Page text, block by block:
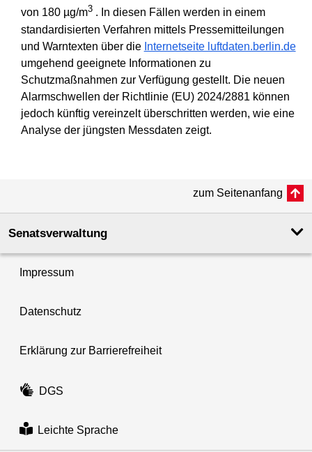
von 180 µg/m3. In diesen Fällen werden in einem
standardisierten Verfahren mittels Pressemitteilungen
und Warntexten über die Internetseite luftdaten.berlin.de
umgehend geeignete Informationen zu
Schutzmaßnahmen zur Verfügung gestellt. Die neuen
Alarmschwellen der Richtlinie (EU) 2024/2881 können
jedoch künftig vereinzelt überschritten werden, wie eine
Analyse der jüngsten Messdaten zeigt.
zum Seitenanfang
Senatsverwaltung
Impressum
Datenschutz
Erklärung zur Barrierefreiheit
DGS
Leichte Sprache